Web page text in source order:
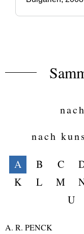
nach
A B C
K
L M
U
A. R. PENCK